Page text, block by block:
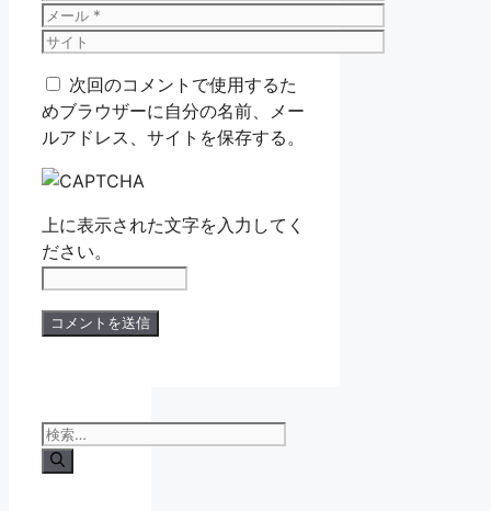
前
メ
ー
サ
ト 次回のコメントで使用するた
めブラウザーに自分の名前、メー
ルアドレス、サイトを保存する。
上に表示された文字を入力してく
ださい。
検
索: